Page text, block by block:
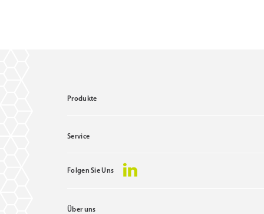
Produkte
Service
Folgen Sie Uns
Über uns